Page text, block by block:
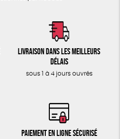
Livraison dans les meilleurs
délais
sous 1 à 4 jours ouvrés
Paiement en ligne sécurisé